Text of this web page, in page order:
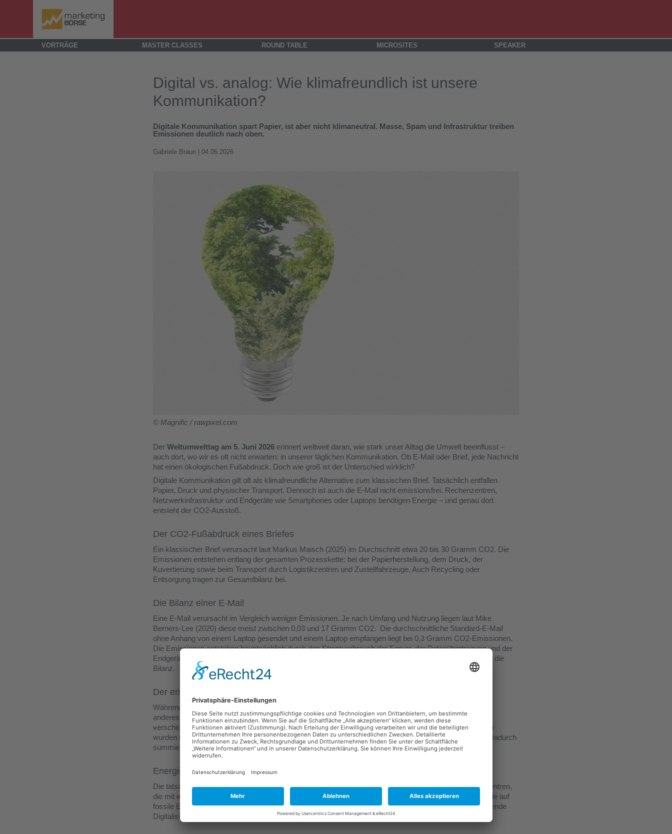
VORTRÄGE MASTER CLASSES ROUND TABLE MICROSITES SPEAKER
Digital vs. analog: Wie klimafreundlich ist unsere
Kommunikation?
Digitale Kommunikation spart Papier, ist aber nicht klimaneutral. Masse, Spam und Infrastruktur treiben
Emissionen deutlich nach oben.
Gabriele Braun | 04.06.2026
© Magnific / rawpixel.com
Der Weltumwelttag am 5. Juni 2026 erinnert weltweit daran, wie stark unser Alltag die Umwelt beeinflusst –
auch dort, wo wir es oft nicht erwarten: in unserer täglichen Kommunikation. Ob E-Mail oder Brief, jede Nachricht
hat einen ökologischen Fußabdruck. Doch wie groß ist der Unterschied wirklich?
Digitale Kommunikation gilt oft als klimafreundliche Alternative zum klassischen Brief. Tatsächlich entfallen
Papier, Druck und physischer Transport. Dennoch ist auch die E-Mail nicht emissionsfrei. Rechenzentren,
Netzwerkinfrastruktur und Endgeräte wie Smartphones oder Laptops benötigen Energie – und genau dort
entsteht der CO2-Ausstoß.
Der CO2-Fußabdruck eines Briefes
Ein klassischer Brief verursacht laut Markus Maisch (2025) im Durchschnitt etwa 20 bis 30 Gramm CO2. Die
Emissionen entstehen entlang der gesamten Prozesskette: bei der Papierherstellung, dem Druck, der
Kuvertierung sowie beim Transport durch Logistikzentren und Zustellfahrzeuge. Auch Recycling oder
Entsorgung tragen zur Gesamtbilanz bei.
Die Bilanz einer E-Mail
Eine E-Mail verursacht im Vergleich weniger Emissionen. Je nach Umfang und Nutzung liegen laut Mike
Berners-Lee (2020) diese meist zwischen 0,03 und 17 Gramm CO2. Die durchschnittliche Standard-E-Mail
ohne Anhang von einem Laptop gesendet und einem Laptop empfangen liegt bei 0,3 Gramm CO2-Emissionen.
Die Emissionen entstehen hauptsächlich durch den Stromverbrauch der Server, der Datenübertragung und der
Endgeräte, berichtet web.de (2024). Auch das langfristige Speichern von E-Mails in der Cloud beeinflusst die
Bilanz.
Der entscheidende Faktor: Masse
Während einzelne E-Mails deutlich klimafreundlicher sind als Briefe, zeigt sich bei der Gesamtmenge ein
anderes Bild. Im Jahr 2024 wurden laut Markus Maisch (2025) weltweit weniger als 300 Milliarden Briefe
verschickt, die zusammen rund 0,009 Gigatonnen CO2-Emmisionen verursachten. Im gleichen Zeitraum
wurden täglich etwa 350 Milliarden E-Mails versendet – hochgerechnet mehr als 127 Billionen pro Jahr. Dadurch
summierten sich die Emissionen digitaler Kommunikation auf etwa 0,17 Gigatonnen CO2.
Energie als Klimatreiber
Die tatsächliche Klimabilanz digitaler Kommunikation hängt stark von der Stromerzeugung ab. Rechenzentren,
die mit erneuerbaren Energien betrieben werden, verursachen deutlich weniger Emissionen als solche, die auf
fossile Energieträger angewiesen sind. Gleichzeitig steigt der weltweite Energiebedarf durch die zunehmende
Digitalisierung kontinuierlich an.